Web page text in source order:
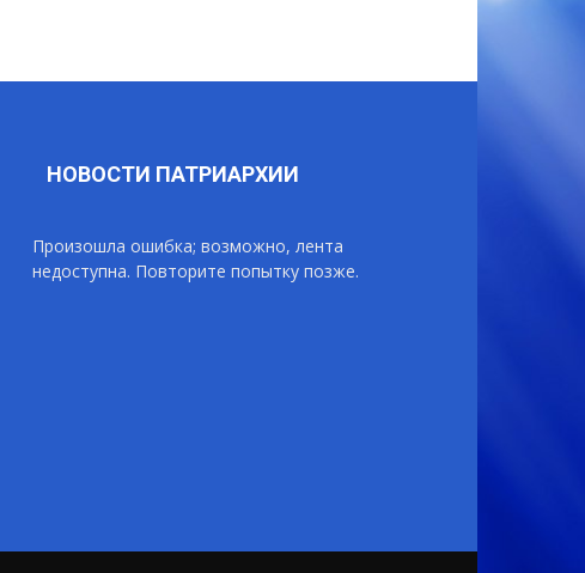
НОВОСТИ ПАТРИАРХИИ
Произошла ошибка; возможно, лента
недоступна. Повторите попытку позже.